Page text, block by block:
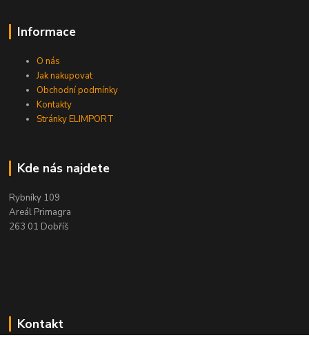
Informace
O nás
Jak nakupovat
Obchodní podmínky
Kontakty
Stránky ELIMPORT
Kde nás najdete
Rybníky 109
Areál Primagra
263 01 Dobříš
Kontakt